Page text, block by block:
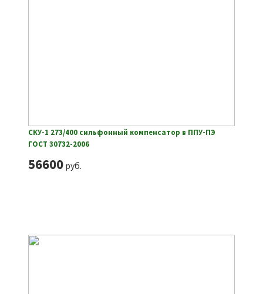
СКУ-1 273/400 сильфонный компенсатор в ППУ-ПЭ
ГОСТ 30732-2006
56600руб.